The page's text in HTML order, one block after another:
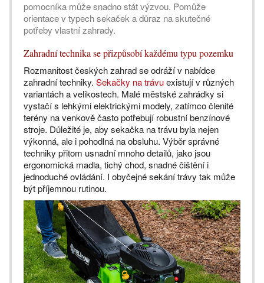
pomocníka může snadno stát výzvou. Pomůže
orientace v typech sekaček a důraz na skutečné
potřeby vlastní zahrady.
Zahradní technika se přizpůsobí každému typu pozemku
Rozmanitost českých zahrad se odráží v nabídce
zahradní techniky. Sekačky na trávuexistují v různých
variantách a velikostech. Malé městské zahrádky si
vystačí s lehkými elektrickými modely, zatímco členité
terény na venkově často potřebují robustní benzínové
stroje. Důležité je, aby sekačka na trávu byla nejen
výkonná, ale i pohodlná na obsluhu. Výběr správné
techniky přitom usnadní mnoho detailů, jako jsou
ergonomická madla, tichý chod, snadné čištění i
jednoduché ovládání. I obyčejné sekání trávy tak může
být příjemnou rutinou.